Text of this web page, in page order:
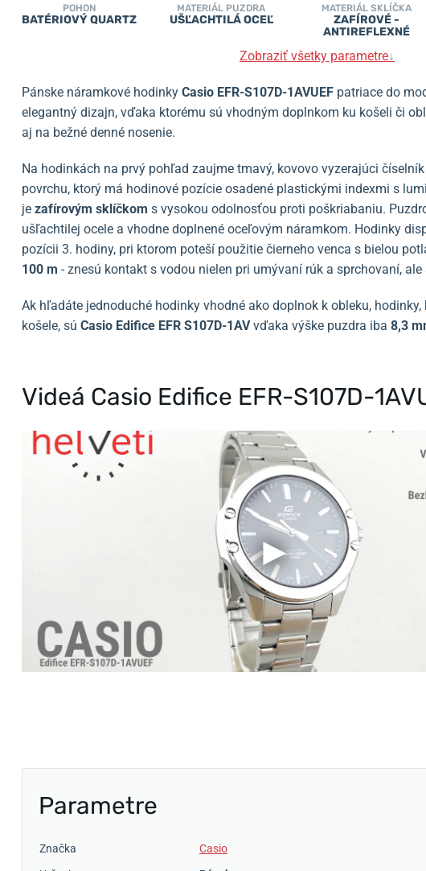
POHON
BATÉRIOVÝ QUARTZ
MATERIÁL PUZDRA
UŠĽACHTILÁ OCEĽ
MATERIÁL SKLÍČKA
ZAFÍROVÉ -
ANTIREFLEXNÉ
Zobraziť všetky parametre↓
Pánske náramkové hodinky Casio EFR-S107D-1AVUEF patriace do
elegantný dizajn, vďaka ktorému sú vhodným doplnkom ku košeli či
aj na bežné denné nosenie.
Na hodinkách na prvý pohľad zaujme tmavý, kovovo vyzerajúci
povrchu, ktorý má hodinové pozície osadené plastickými indexmi s
je zafírovým sklíčkom s vysokou odolnosťou proti poškriabaniu.
ušľachtilej ocele a vhodne doplnené oceľovým náramkom. Hodinky
pozícii 3. hodiny, pri ktorom poteší použitie čierneho venca s bielou
100 m - znesú kontakt s vodou nielen pri umývaní rúk a sprchovaní,
Ak hľadáte jednoduché hodinky vhodné ako doplnok k obleku,
košele, sú Casio Edifice EFR S107D-1AVvďaka výške puzdra iba 8,3
Videá Casio Edifice EFR-S107D-
Parametre
Značka
Casio